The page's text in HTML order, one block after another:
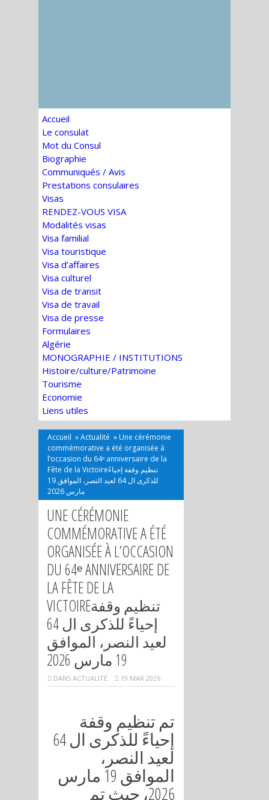
Accueil
Le consulat
Mot du Consul
Biographie
Communiqués / Avis
Prestations consulaires
Visas
RENDEZ-VOUS VISA
Modalités visas
Visa familial
Visa touristique
Visa d’affaires
Visa culturel
Visa de transit
Visa de travail
Visa de presse
Formulaires
Algérie
MONOGRAPHIE / INSTITUTIONS
Histoire/culture/Patrimoine
Tourisme
Economie
Liens utiles
Accueil »Actualité » Une cérémonie
commémorative a été organisée à
l’occasion du 64ᵉ anniversaire de la
Fête de la Victoireتنظيم وقفة إحياءً
للذكرى ال 64 لعيد النصر، الموافق 19
مارس 2026
UNE CÉRÉMONIE
COMMÉMORATIVE A ÉTÉ
ORGANISÉE À L’OCCASION
DU 64ᵉ ANNIVERSAIRE DE
LA FÊTE DE LA
VICTOIREتنظيم وقفة
إحياءً للذكرى ال 64
لعيد النصر، الموافق
19 مارس 2026
DANS ACTUALITÉ 19 MAR 2026
تم تنظيم وقفة
إحياءً للذكرى ال 64
لعيد النصر،
الموافق 19 مارس
2026، حيث تم